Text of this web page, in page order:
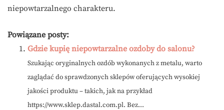
niepowtarzalnego charakteru.
Powiązane posty:
Gdzie kupię niepowtarzalne ozdoby do salonu?
Szukając oryginalnych ozdób wykonanych z metalu, warto
zaglądać do sprawdzonych sklepów oferujących wysokiej
jakości produktu – takich, jak na przykład
https://www.sklep.dastal.com.pl. Bez...